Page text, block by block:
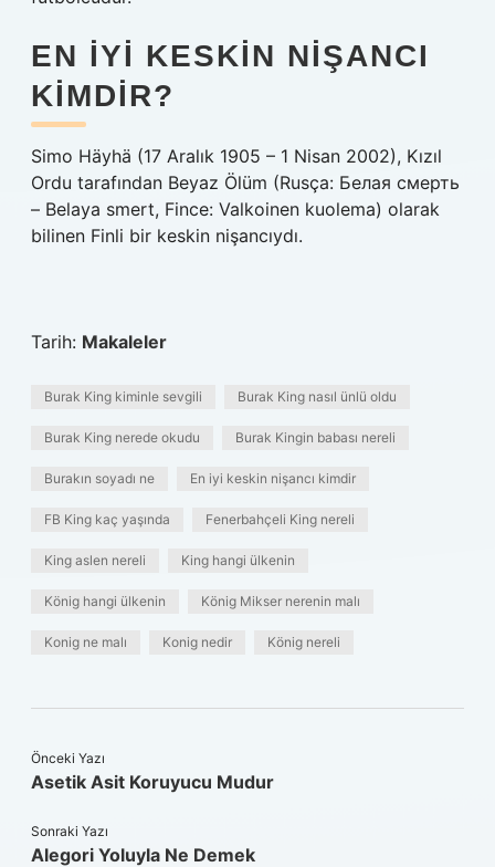
EN IYI KESKIN NIŞANCI
KIMDIR?
Simo Häyhä (17 Aralık 1905 – 1 Nisan 2002), Kızıl
Ordu tarafından Beyaz Ölüm (Rusça: Белая смерть
– Belaya smert, Fince: Valkoinen kuolema) olarak
bilinen Finli bir keskin nişancıydı.
Tarih: Makaleler
Burak King kiminle sevgili Burak King nasıl ünlü oldu
Burak King nerede okudu Burak Kingin babası nereli
Burakın soyadı ne En iyi keskin nişancı kimdir
FB King kaç yaşında Fenerbahçeli King nereli
King aslen nereli King hangi ülkenin
König hangi ülkenin König Mikser nerenin malı
Konig ne malı Konig nedir König nereli
Önceki Yazı
Asetik Asit Koruyucu Mudur
Sonraki Yazı
Alegori Yoluyla Ne Demek